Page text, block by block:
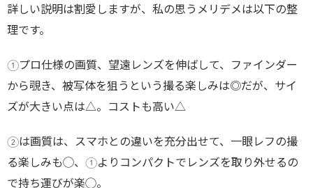
詳しい説明は割愛しますが、私の思うメリデメは以下の整
理です。
①プロ仕様の画質、望遠レンズを伸ばして、ファインダー
から覗き、被写体を狙うという撮る楽しみは◎だが、サイ
ズが大きい点は△。コストも高い△
②は画質は、スマホとの違いを充分出せて、一眼レフの撮
る楽しみも◯、①よりコンパクトでレンズを取り外せるの
で持ち運びが楽◯。